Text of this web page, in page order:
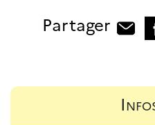
Partager